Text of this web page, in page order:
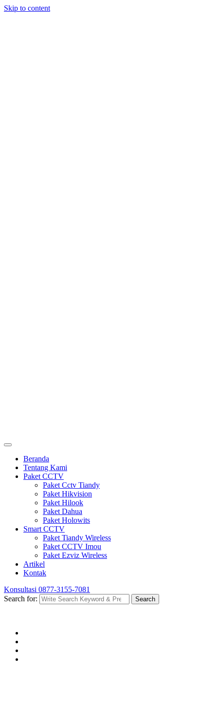
Skip to content
Beranda
Tentang Kami
Paket CCTV
Paket Cctv Tiandy
Paket Hikvision
Paket Hilook
Paket Dahua
Paket Holowits
Smart CCTV
Paket Tiandy Wireless
Paket CCTV Imou
Paket Ezviz Wireless
Artikel
Kontak
Konsultasi 0877-3155-7081
Search for:
Search